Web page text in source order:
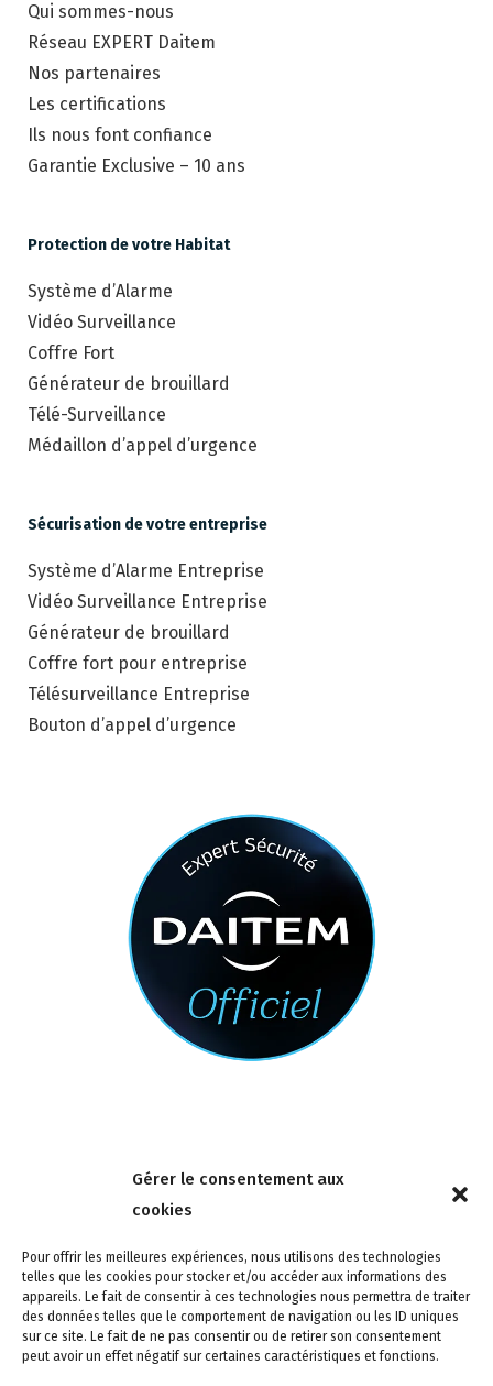
Gérer le consentement aux
cookies
Pour offrir les meilleures expériences, nous utilisons des technologies
telles que les cookies pour stocker et/ou accéder aux informations des
appareils. Le fait de consentir à ces technologies nous permettra de traiter
des données telles que le comportement de navigation ou les ID uniques
sur ce site. Le fait de ne pas consentir ou de retirer son consentement
peut avoir un effet négatif sur certaines caractéristiques et fonctions.
Qui sommes-nous
Réseau EXPERT Daitem
Nos partenaires
Les certifications
Ils nous font confiance
Garantie Exclusive – 10 ans
Protection de votre Habitat
Système d’Alarme
Vidéo Surveillance
Coffre Fort
Générateur de brouillard
Télé-Surveillance
Médaillon d’appel d’urgence
Sécurisation de votre entreprise
Système d’Alarme Entreprise
Vidéo Surveillance Entreprise
Générateur de brouillard
Coffre fort pour entreprise
Télésurveillance Entreprise
Bouton d’appel d’urgence
4 rue de la Tour 85150 Les Achards